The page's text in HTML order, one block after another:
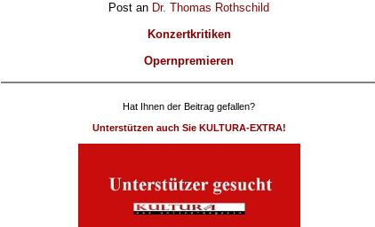
Post an Dr. Thomas Rothschild
Konzertkritiken
Opernpremieren
Hat Ihnen der Beitrag gefallen?
Unterstützen auch Sie KULTURA-EXTRA!